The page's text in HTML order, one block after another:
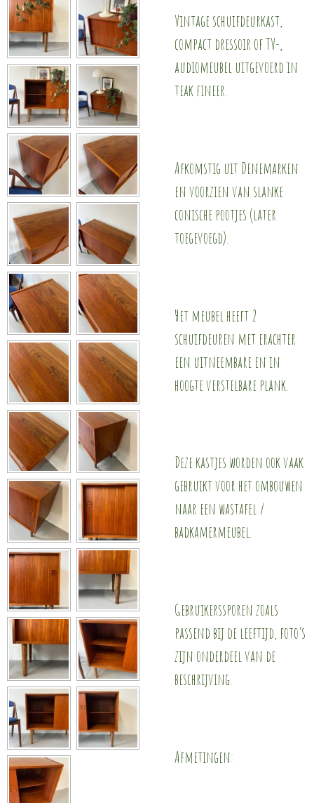
Vintage schuifdeurkast,
compact dressoir of TV-,
audiomeubel uitgevoerd in
teak fineer.
Afkomstig uit Denemarken
en voorzien van slanke
conische pootjes (later
toegevoegd).
Het meubel heeft 2
schuifdeuren met erachter
een uitneembare en in
hoogte verstelbare plank.
Deze kastjes worden ook vaak
gebruikt voor het ombouwen
naar een wastafel /
badkamermeubel.
Gebruikerssporen zoals
passend bij de leeftijd, foto’s
zijn onderdeel van de
beschrijving.
Afmetingen: